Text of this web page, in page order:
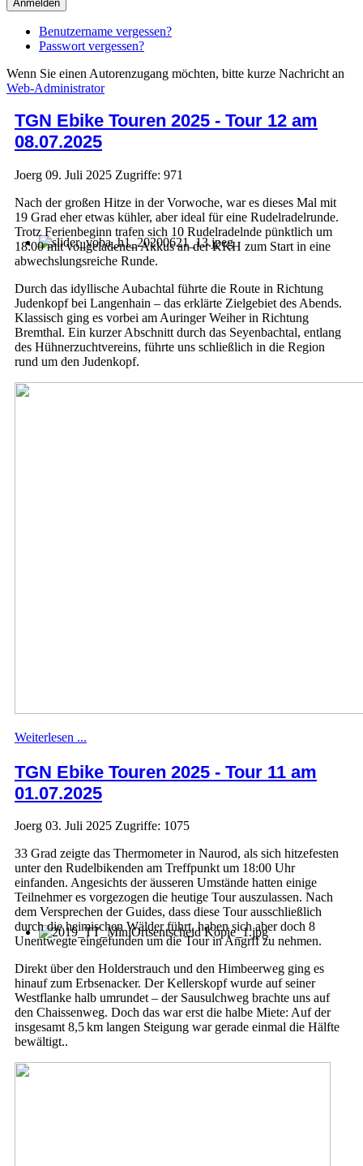
Anmelden
Benutzername vergessen?
Passwort vergessen?
Wenn Sie einen Autorenzugang möchten, bitte kurze Nachricht an
Web-Administrator
TGN Ebike Touren 2025 - Tour 12 am
08.07.2025
Joerg 09. Juli 2025 Zugriffe: 971
Nach der großen Hitze in der Vorwoche, war es dieses Mal mit
19 Grad eher etwas kühler, aber ideal für eine Rudelradelrunde.
Trotz Ferienbeginn trafen sich 10 Rudelradelnde pünktlich um
18:00 mit vollgeladenen Akkus an der KKH zum Start in eine
abwechslungsreiche Runde.
Durch das idyllische Aubachtal führte die Route in Richtung
Judenkopf bei Langenhain – das erklärte Zielgebiet des Abends.
Klassisch ging es vorbei am Auringer Weiher in Richtung
Bremthal. Ein kurzer Abschnitt durch das Seyenbachtal, entlang
des Hühnerzuchtvereins, führte uns schließlich in die Region
rund um den Judenkopf.
Weiterlesen ...
TGN Ebike Touren 2025 - Tour 11 am
01.07.2025
Joerg 03. Juli 2025 Zugriffe: 1075
33 Grad zeigte das Thermometer in Naurod, als sich hitzefesten
unter den Rudelbikenden am Treffpunkt um 18:00 Uhr
einfanden. Angesichts der äusseren Umstände hatten einige
Teilnehmer es vorgezogen die heutige Tour auszulassen. Nach
dem Versprechen der Guides, dass diese Tour ausschließlich
durch die heimischen Wälder führt, haben sich aber doch 8
Unentwegte eingefunden um die Tour in Angrff zu nehmen.
Direkt über den Holderstrauch und den Himbeerweg ging es
hinauf zum Erbsenacker. Der Kellerskopf wurde auf seiner
Westflanke halb umrundet – der Sausulchweg brachte uns auf
den Chaissenweg. Doch das war erst die halbe Miete: Auf der
insgesamt 8,5 km langen Steigung war gerade einmal die Hälfte
bewältigt..